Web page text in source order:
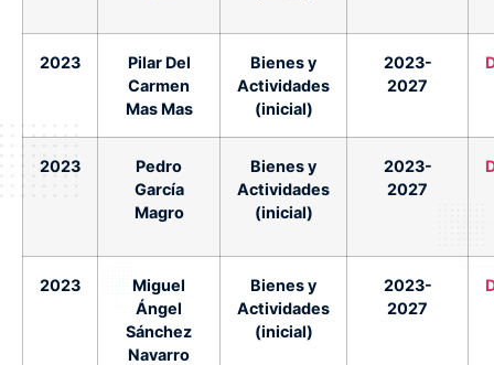
2023
Pilar Del
Carmen
Mas Mas
Bienes y
Actividades
(inicial)
2023-
2027
2023
Pedro
García
Magro
Bienes y
Actividades
(inicial)
2023-
2027
2023
Miguel
Ángel
Sánchez
Navarro
Bienes y
Actividades
(inicial)
2023-
2027